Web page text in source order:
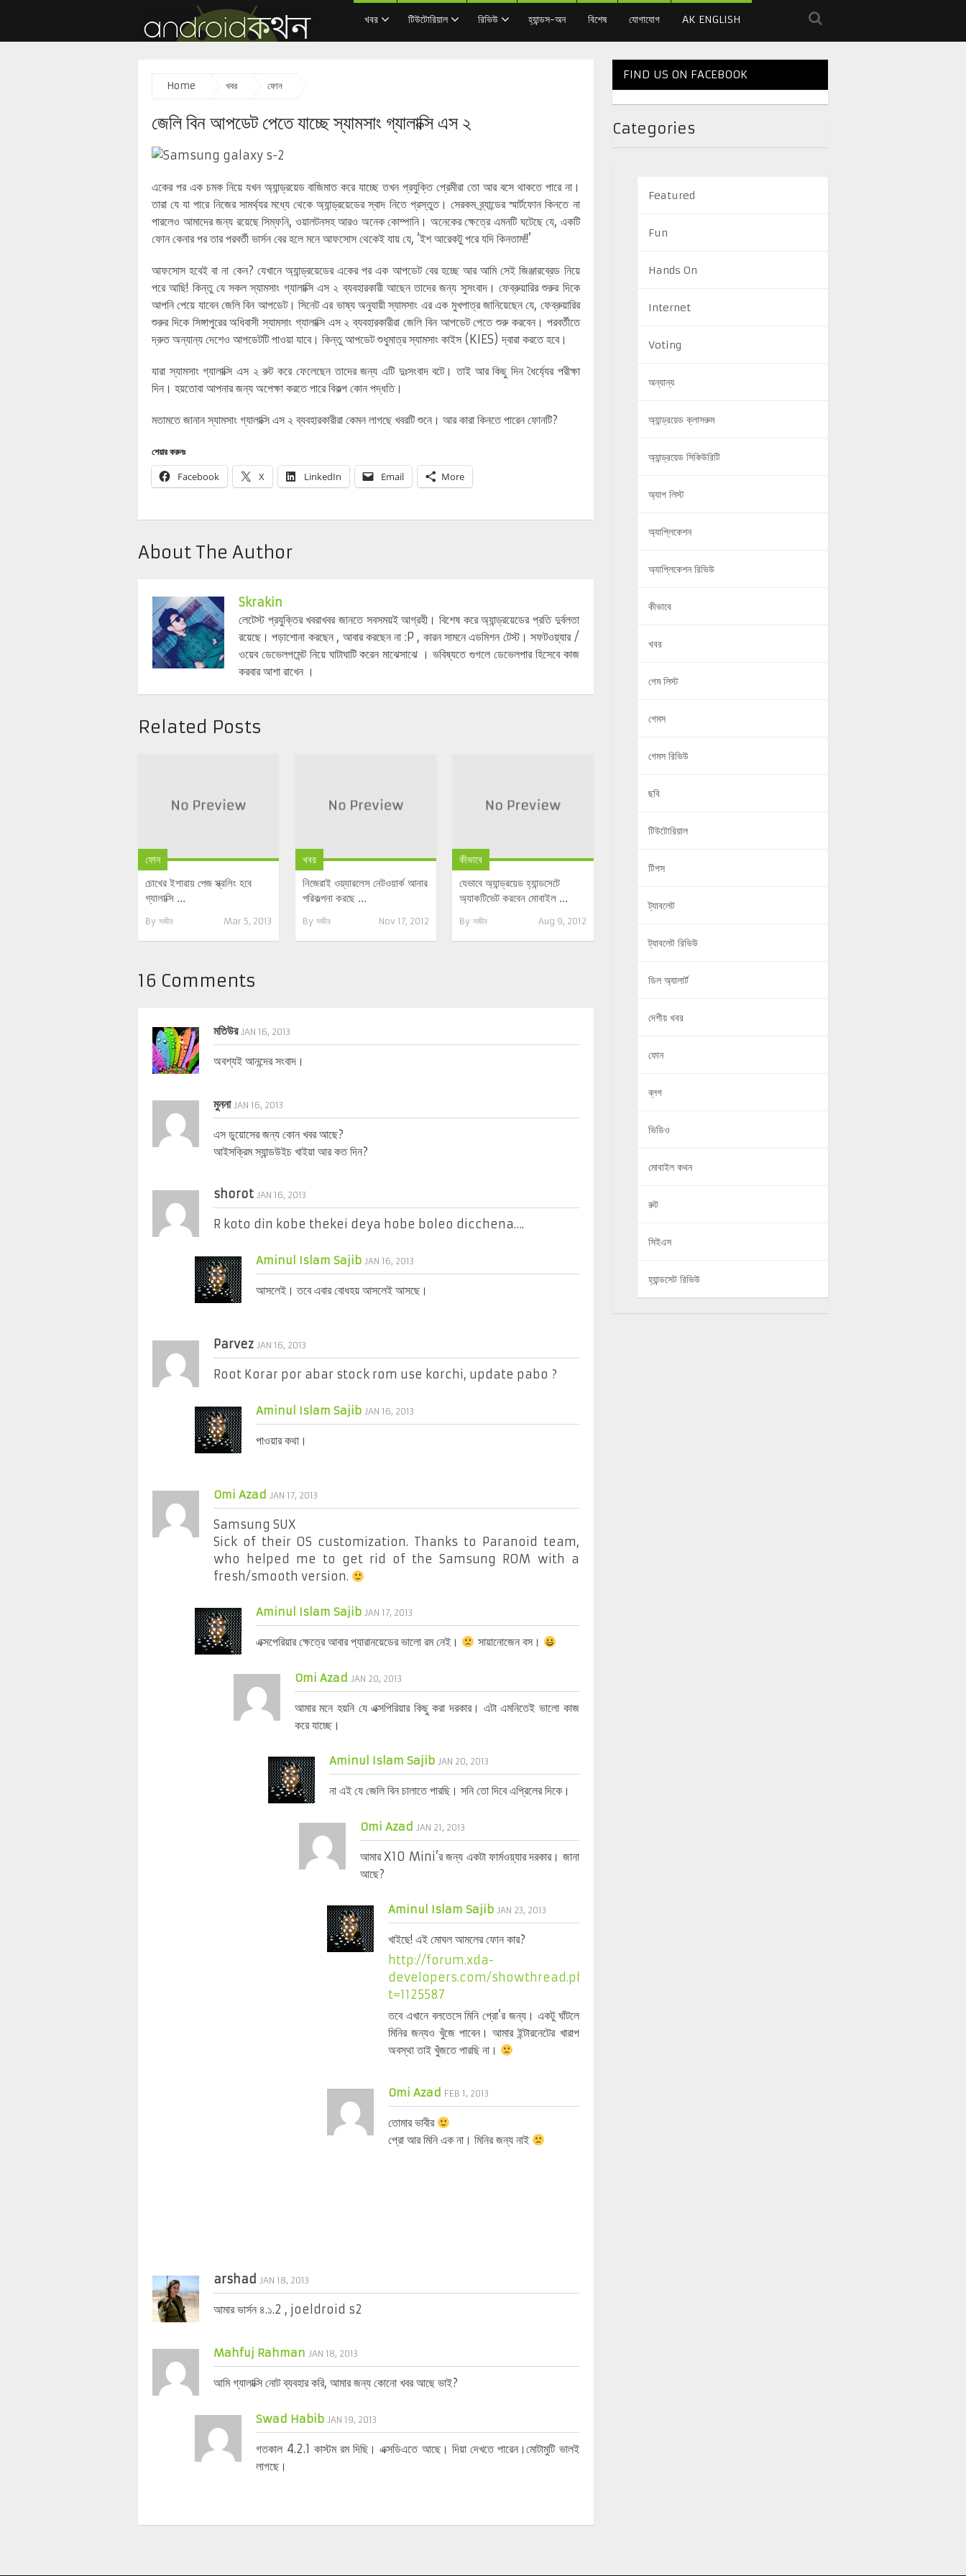
খবর টিউটোরিয়াল রিভিউ হ্যান্ডস-অন বিশেষ যোগাযোগ AK ENGLISH
Home খবর ফোন
জেলি বিন আপডেট পেতে যাচ্ছে স্যামসাং গ্যালাক্সি এস ২
একের পর এক চমক নিয়ে যখন অ্যান্ড্রয়েড বাজিমাত করে যাচ্ছে তখন প্রযুক্তি প্রেমীরা তো আর বসে থাকতে পারে না।
তারা যে যা পারে নিজের সামর্থ্যর মধ্যে থেকে অ্যান্ড্রয়েডের স্বাদ নিতে প্রস্তুত। সেরকম ব্র্যান্ডের স্মার্টফোন কিনতে না
পারলেও আমাদের জন্য রয়েছে সিম্ফনি, ওয়ালটনসহ আরও অনেক কোম্পানি। অনেকের ক্ষেত্রে এমনটি ঘটেছে যে, একটি
ফোন কেনার পর তার পরবর্তী ভার্সন বের হলে মনে আফসোস থেকেই যায় যে, ‘ইশ আরেকটু পরে যদি কিনতাম!!’
আফসোস হবেই বা না কেন? যেখানে অ্যান্ড্রয়েডের একের পর এক আপডেট বের হচ্ছে আর আমি সেই জিঞ্জারব্রেড নিয়ে
পরে আছি! কিন্তু যে সকল স্যামসাং গ্যালাক্সি এস ২ ব্যবহারকারী আছেন তাদের জন্য সুসংবাদ। ফেব্রুয়ারির শুরুর দিকে
আপনি পেয়ে যাবেন জেলি বিন আপডেট। সিনেট এর ভাষ্য অনুযায়ী স্যামসাং এর এক মুখপাত্র জানিয়েছেন যে, ফেব্রুয়ারির
শুরুর দিকে সিঙ্গাপুরের অধিবাসী স্যামসাং গ্যালাক্সি এস ২ ব্যবহারকারীরা জেলি বিন আপডেট পেতে শুরু করবেন। পরবর্তীতে
দ্রুত অন্যান্য দেশেও আপডেটটি পাওয়া যাবে। কিন্তু আপডেট শুধুমাত্র স্যামসাং কাইস (KIES) দ্বারা করতে হবে।
যারা স্যামসাং গ্যালাক্সি এস ২ রুট করে ফেলেছেন তাদের জন্য এটি দুঃসংবাদ বটে। তাই আর কিছু দিন ধৈর্য্যের পরীক্ষা
দিন। হয়তোবা আপনার জন্য অপেক্ষা করতে পারে বিকল্প কোন পদ্ধতি।
মতামতে জানান স্যামসাং গ্যালাক্সি এস ২ ব্যবহারকারীরা কেমন লাগছে খবরটি শুনে। আর কারা কিনতে পারেন ফোনটি?
শেয়ার করুনঃ
Facebook X LinkedIn Email More
About The Author
Skrakin
লেটেস্ট প্রযুক্তির খবরাখবর জানতে সবসময়ই আগ্রহী। বিশেষ করে অ্যান্ড্রয়েডের প্রতি দুর্বলতা
রয়েছে। পড়াশোনা করছেন , আবার করছেন না :P , কারন সামনে এডমিশন টেস্ট। সফটওয়্যার /
ওয়েব ডেভেলপমেন্ট নিয়ে ঘাটাঘাটি করেন মাঝেসাঝে । ভবিষ্যতে গুগলে ডেভেলপার হিসেবে কাজ
করবার আশা রাখেন ।
Related Posts
ফোন
চোখের ইশারায় পেজ স্ক্রলিং হবে
গ্যালাক্সি ...
By সজীব Mar 5, 2013
খবর
নিজেরাই ওয়্যারলেস নেটওয়ার্ক আনার
পরিকল্পনা করছে ...
By সজীব Nov 17, 2012
কীভাবে
যেভাবে অ্যান্ড্রয়েড হ্যান্ডসেটে
অ্যাকটিভেট করবেন মোবাইল ...
By সজীব Aug 9, 2012
16 Comments
মতিউর JAN 16, 2013
অবশ্যই আনন্দের সংবাদ।
মুননা JAN 16, 2013
এস ডুয়োসের জন্য কোন খবর আছে?
আইসক্রিম স্যান্ডউইচ খাইয়া আর কত দিন?
shorot JAN 16, 2013
R koto din kobe thekei deya hobe boleo dicchena….
Aminul Islam Sajib JAN 16, 2013
আসলেই। তবে এবার বোধহয় আসলেই আসছে।
Parvez JAN 16, 2013
Root Korar por abar stock rom use korchi, update pabo ?
Aminul Islam Sajib JAN 16, 2013
পাওয়ার কথা।
Omi Azad JAN 17, 2013
Samsung SUX
Sick of their OS customization. Thanks to Paranoid team,
who helped me to get rid of the Samsung ROM with a
fresh/smooth version.
Aminul Islam Sajib JAN 17, 2013
এক্সপেরিয়ার ক্ষেত্রে আবার প্যারানয়েডের ভালো রম নেই। সায়ানোজেন বস।
Omi Azad JAN 20, 2013
আমার মনে হয়নি যে এক্সপিরিয়ার কিছু করা দরকার। এটা এমনিতেই ভালো কাজ
করে যাচ্ছে।
Aminul Islam Sajib JAN 20, 2013
না এই যে জেলি বিন চালাতে পারছি। সনি তো দিবে এপ্রিলের দিকে।
Omi Azad JAN 21, 2013
আমার X10 Mini’র জন্য একটা ফার্মওয়্যার দরকার। জানা
আছে?
Aminul Islam Sajib JAN 23, 2013
খাইছে! এই মোঘল আমলের ফোন কার?
http://forum.xda-
developers.com/showthread.php?
t=1125587
তবে এখানে বলতেসে মিনি প্রো’র জন্য। একটু ঘাঁটলে
মিনির জন্যও খুঁজে পাবেন। আমার ইন্টারনেটের খারাপ
অবস্থা তাই খুঁজতে পারছি না।
Omi Azad FEB 1, 2013
তোমার ভাবীর
প্রো আর মিনি এক না। মিনির জন্য নাই
arshad JAN 18, 2013
আমার ভার্সন ৪.১.2 , joeldroid s2
Mahfuj Rahman JAN 18, 2013
আমি গ্যালাক্সি নোট ব্যবহার করি, আমার জন্য কোনো খবর আছে ভাই?
Swad Habib JAN 19, 2013
গতকাল 4.2.1 কাস্টম রম দিছি। এক্সডিএতে আছে। দিয়া দেখতে পারেন।মোটামুটি ভালই
লাগছে।
FIND US ON FACEBOOK
Categories
Featured
Fun
Hands On
Internet
Voting
অন্যান্য
অ্যান্ড্রয়েড ক্লাসরুম
অ্যান্ড্রয়েড সিকিউরিটি
অ্যাপ লিস্ট
অ্যাপ্লিকেশন
অ্যাপ্লিকেশন রিভিউ
কীভাবে
খবর
গেম লিস্ট
গেমস
গেমস রিভিউ
ছবি
টিউটোরিয়াল
টিপস
ট্যাবলেট
ট্যাবলেট রিভিউ
ডিল অ্যালার্ট
দেশীয় খবর
ফোন
ব্লগ
ভিডিও
মোবাইল কথন
রুট
সিইএস
হ্যান্ডসেট রিভিউ